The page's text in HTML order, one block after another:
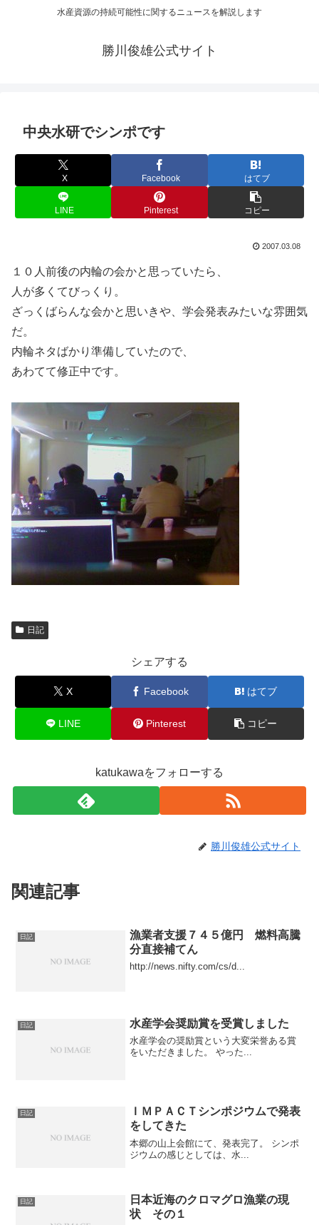
水産資源の持続可能性に関するニュースを解説します
勝川俊雄公式サイト
中央水研でシンポです
X Facebook はてブ
LINE Pinterest コピー
2007.03.08
１０人前後の内輪の会かと思っていたら、
人が多くてびっくり。
ざっくばらんな会かと思いきや、学会発表みたいな雰囲気
だ。
内輪ネタばかり準備していたので、
あわてて修正中です。
日記
シェアする
X Facebook はてブ
LINE Pinterest コピー
katukawaをフォローする
勝川俊雄公式サイト
関連記事
日記
漁業者支援７４５億円 燃料高騰
分直接補てん
http://news.nifty.com/cs/d...
日記 水産学会奨励賞を受賞しました
水産学会の奨励賞という大変栄誉ある賞
をいただきました。 やった...
日記
ＩＭＰＡＣＴシンポジウムで発表
をしてきた
本郷の山上会館にて、発表完了。 シンポ
ジウムの感じとしては、水...
日記
日本近海のクロマグロ漁業の現
状 その１